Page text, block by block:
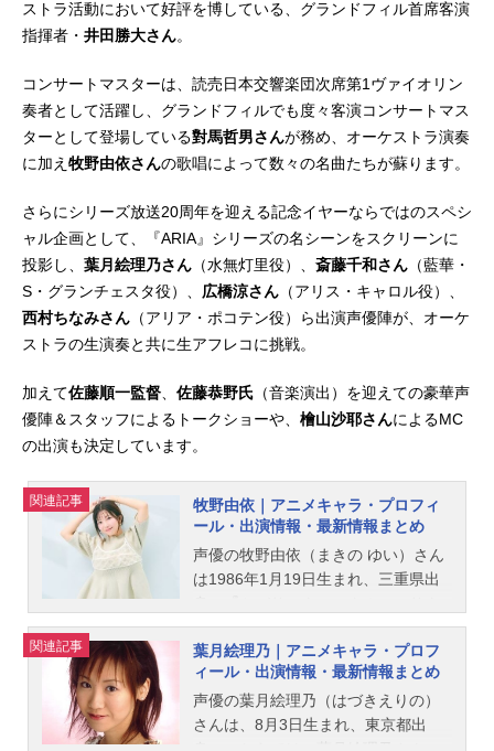
ストラ活動において好評を博している、グランドフィル首席客演
指揮者・ 井田勝大さん。
コンサートマスターは、読売日本交響楽団次席第1ヴァイオリン
奏者として活躍し、グランドフィルでも度々客演コンサートマス
ターとして登場している對馬哲男さんが務め、オーケストラ演奏
に加え 牧野由依さんの歌唱によって数々の名曲たちが蘇ります。
さらにシリーズ放送20周年を迎える記念イヤーならではのスペシ
ャル企画として、『ARIA』シリーズの名シーンをスクリーンに
投影し、 葉月絵理乃さん （水無灯里役）、 斎藤千和さん （藍華・
S・グランチェスタ役）、 広橋涼さん （アリス・キャロル役）、
西村ちなみさん （アリア・ポコテン役）ら出演声優陣が、オーケ
ストラの生演奏と共に生アフレコに挑戦。
加えて佐藤順一監督、 佐藤恭野氏 （音楽演出）を迎えての豪華声
優陣＆スタッフによるトークショーや、 檜山沙耶さんによるMC
の出演も決定しています。
関連記事
牧野由依｜アニメキャラ・プロフィ
ール・出演情報・最新情報まとめ
声優の牧野由依（まきの ゆい）さん
は1986年1月19日生まれ、三重県出
ラ役をはじめ、『恋と嘘』の真田
莉々奈役など、人気作品のキャラク
ターを演じています。こちらでは、
牧野由依さんのオススメ記事をご紹
介！
関連記事
葉月絵理乃｜アニメキャラ・プロフ
ィール・出演情報・最新情報まとめ
声優の葉月絵理乃（はづきえりの）
さんは、8月3日生まれ、東京都出